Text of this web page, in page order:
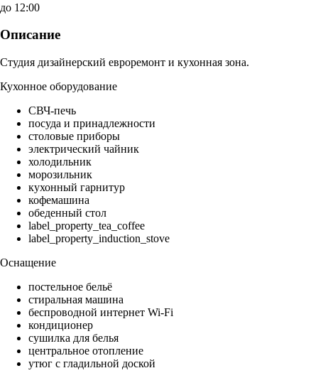
до 12:00
Описание
Студия дизайнерский евроремонт и кухонная зона.
Кухонное оборудование
СВЧ-печь
посуда и принадлежности
столовые приборы
электрический чайник
холодильник
морозильник
кухонный гарнитур
кофемашина
обеденный стол
label_property_tea_coffee
label_property_induction_stove
Оснащение
постельное бельё
стиральная машина
беспроводной интернет Wi-Fi
кондиционер
сушилка для белья
центральное отопление
утюг с гладильной доской